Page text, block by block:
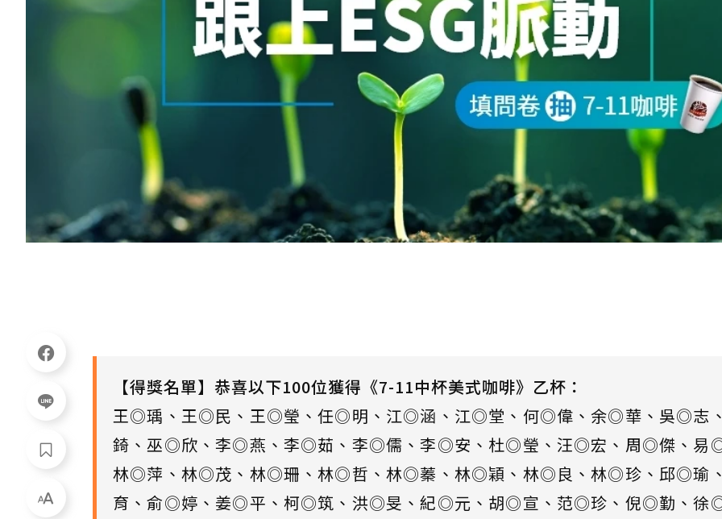
【得獎名單】恭喜以下100位獲得《7-11中杯美式咖啡》乙杯：
王◎瑀、王◎民、王◎瑩、任◎明、江◎涵、江◎堂、何◎偉、余◎華、吳◎志
錡、巫◎欣、李◎燕、李◎茹、李◎儒、李◎安、杜◎瑩、汪◎宏、周◎傑、易
林◎萍、林◎茂、林◎珊、林◎哲、林◎蓁、林◎穎、林◎良、林◎珍、邱◎瑜
育、俞◎婷、姜◎平、柯◎筑、洪◎旻、紀◎元、胡◎宣、范◎珍、倪◎勤、徐